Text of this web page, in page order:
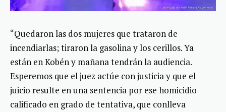
“Quedaron las dos mujeres que trataron de
incendiarlas; tiraron la gasolina y los cerillos. Ya
están en Kobén y mañana tendrán la audiencia.
Esperemos que el juez actúe con justicia y que el
juicio resulte en una sentencia por ese homicidio
calificado en grado de tentativa, que conlleva